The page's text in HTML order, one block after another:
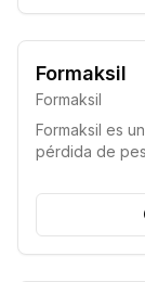
Acción rápida
Formaksil
Formaksil
Formaksil es
pérdida de
ciclo. Este
de peso